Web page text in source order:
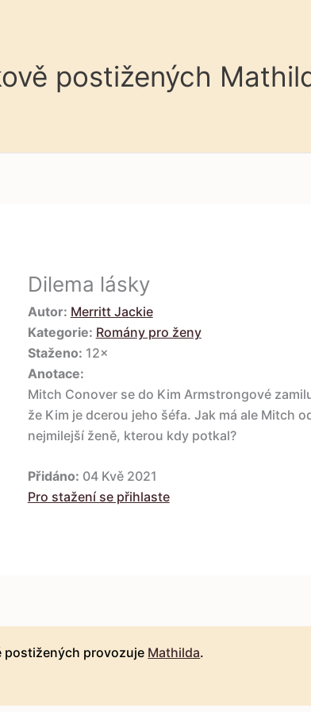
postižených
Dilema lásky
Autor: Merritt Jackie
Kategorie: Romány pro ženy
Staženo: 12×
Anotace:
Mitch Conover se do Kim Armstrongové
že Kim je dcerou jeho šéfa. Jak má ale Mitch
nejmilejší ženě, kterou kdy potkal?
Přidáno: 04 Kvě 2021
Pro stažení se přihlaste
postižených provozuje Mathilda.